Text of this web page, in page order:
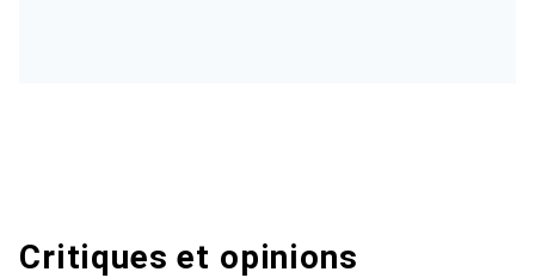
Critiques et opinions